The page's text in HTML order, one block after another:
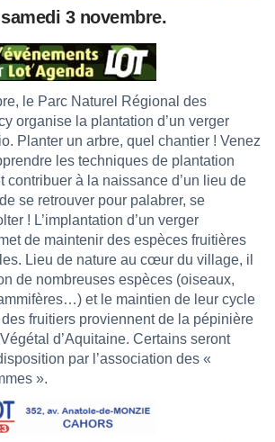
3 novembre.
le Parc Naturel Régional des
organise la plantation d’un verger
Planter un arbre, quel chantier ! Venez
les techniques de plantation
contribuer à la naissance d’un lieu de
se retrouver pour palabrer, se
! L’implantation d’un verger
de maintenir des espèces fruitières
Lieu de nature au cœur du village, il
de nombreuses espèces (oiseaux,
et le maintien de leur cycle
fruitiers proviennent de la pépinière
d’Aquitaine. Certains seront
par l’association des «
».